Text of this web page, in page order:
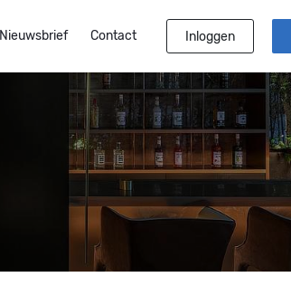
Nieuwsbrief Contact Inloggen